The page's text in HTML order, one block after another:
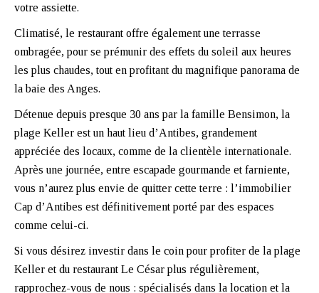
votre assiette.
Climatisé, le restaurant offre également une terrasse
ombragée, pour se prémunir des effets du soleil aux heures
les plus chaudes, tout en profitant du magnifique panorama de
la baie des Anges.
Détenue depuis presque 30 ans par la famille Bensimon, la
plage Keller est un haut lieu d’Antibes, grandement
appréciée des locaux, comme de la clientèle internationale.
Après une journée, entre escapade gourmande et farniente,
vous n’aurez plus envie de quitter cette terre : l’immobilier
Cap d’Antibes est définitivement porté par des espaces
comme celui-ci.
Si vous désirez investir dans le coin pour profiter de la plage
Keller et du restaurant Le César plus régulièrement,
rapprochez-vous de nous : spécialisés dans la location et la